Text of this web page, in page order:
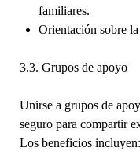
familiares.
Orientación sobre
3.3. Grupos de apoyo
Unirse a grupos de
seguro para compartir
Los beneficios incluyen: